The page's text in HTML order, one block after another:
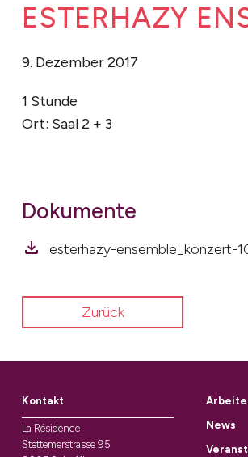
ESTERHAZY
9. Dezember 2017
1 Stunde
Ort: Saal 2 + 3
Dokumente
esterhazy-ensemble_konzert-
Zurück
Kontakt
La Résidence
Stettemerstrasse 95
News